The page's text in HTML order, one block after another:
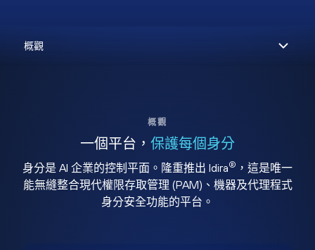
概觀
一個平台， 保護每個身分
身分是 AI 企業的控制平面。隆重推出 Idira® ，這是唯一
能無縫整合現代權限存取管理 (PAM)、機器及代理程式
身分安全功能的平台。